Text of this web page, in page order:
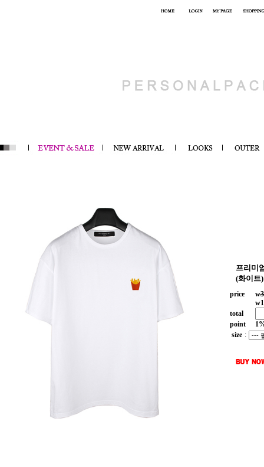
프리미
(화이트)
price w
w
total
point
size :